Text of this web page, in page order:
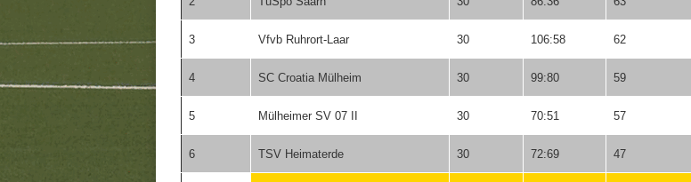
3 Vfvb Ruhrort-Laar 30 106:58 62
4 SC Croatia Mülheim 30 99:80 59
5 Mülheimer SV 07 II 30 70:51 57
6 TSV Heimaterde 30 72:69 47